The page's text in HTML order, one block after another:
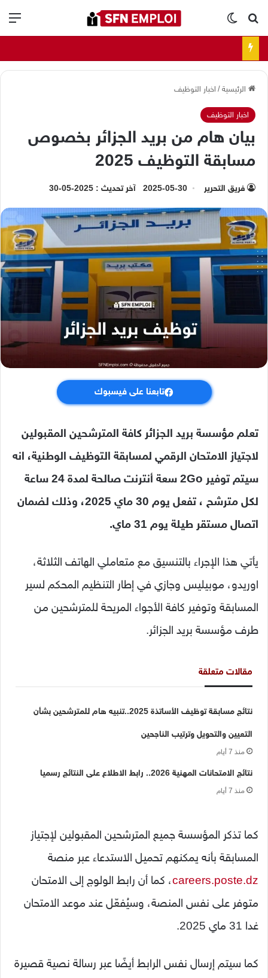
بحث عنالوضع المظلم
الرئيسية/ اخبار التوظيف
اخبار التوظيف
بيان هام من بريد الجزائر بخصوص
مسابقة التوظيف 2025
فريق التحرير 2025-05-30 آخر تحديث : 2025-05-30
تابعنا على فيسبوك
تعلم مؤسسة بريد الجزائر كافة المترشحين المقبولين
لاجتياز الامتحان الرقمي لمسابقة التوظيف الوطنية، انه
سيتم توفير 2Go سعة أنترنت صالحة لمدة 24 ساعة
لكل مترشح ، تفعل يوم 30 ماي 2025، وذلك لضمان
اتصال مستقر طيلة يوم 31 ماي.
يأتي هذا الإجراء بالتنسيق مع متعاملي الهاتف الثلاثة،
اوريدو، موبيليس وجازي في إطار التنظيم المحكم لسير
المسابقة وتوفير كافة الأجواء المريحة للمترشحين من
طرف مؤسسة بريد الجزائر.
مقالات متعلقة
نتائج مسابقة توظيف الأساتذة 2025..تنبيه هام للمترشحين بشأن
التعيين والتحويل وترتيب الناجحين
منذ 7 أيام
نتائج الامتحانات المهنية 2026.. رابط الاطلاع على النتائج رسميا
منذ 7 أيام
كما تذكر المؤسسة جميع المترشحين المقبولين لإجتياز
المسابقة بأنه يمكنهم تحميل الاستدعاء عبر منصة
careers.poste.dz، كما أن رابط الولوج إلى الامتحان
متوفر على نفس المنصة، وسيُفعّل عند موعد الامتحان
غدا 31 ماي 2025.
كما سيتم إرسال نفس الرابط أيضًا عبر رسالة نصية قصيرة